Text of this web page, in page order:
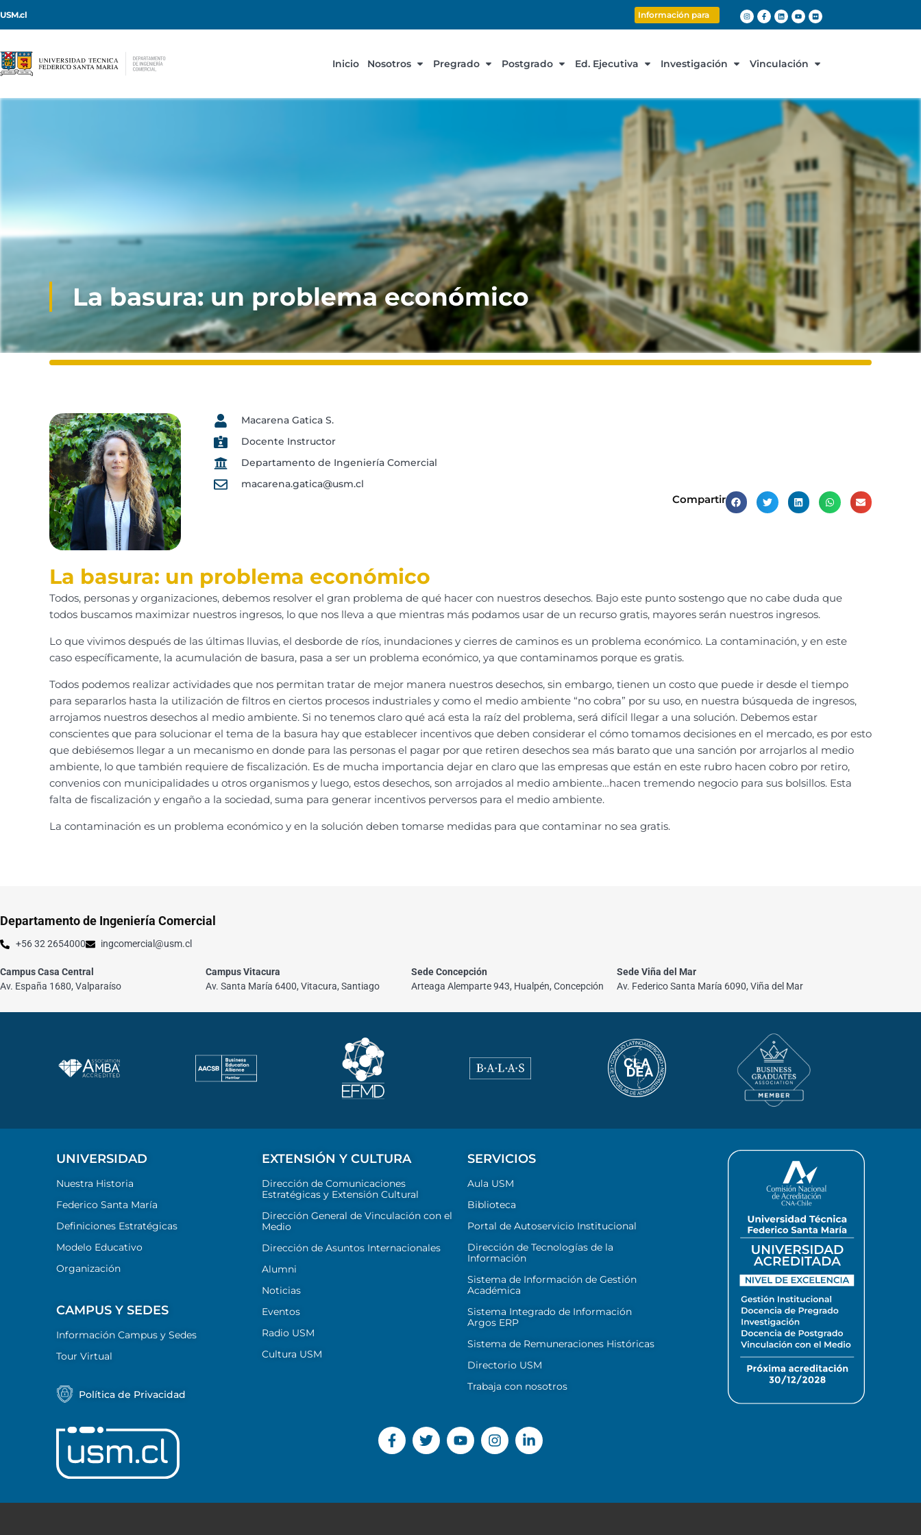
USM.cl Información para
Inicio Nosotros Pregrado Postgrado Ed. Ejecutiva Investigación Vinculación
La basura: un problema económico
Macarena Gatica S.
Docente Instructor
Departamento de Ingeniería Comercial
macarena.gatica@usm.cl
Compartir
La basura: un problema económico
Todos, personas y organizaciones, debemos resolver el gran problema de qué hacer con nuestros desechos. Bajo este punto sostengo que no cabe duda que
todos buscamos maximizar nuestros ingresos, lo que nos lleva a que mientras más podamos usar de un recurso gratis, mayores serán nuestros ingresos.
Lo que vivimos después de las últimas lluvias, el desborde de ríos, inundaciones y cierres de caminos es un problema económico. La contaminación, y en este
caso específicamente, la acumulación de basura, pasa a ser un problema económico, ya que contaminamos porque es gratis.
Todos podemos realizar actividades que nos permitan tratar de mejor manera nuestros desechos, sin embargo, tienen un costo que puede ir desde el tiempo
para separarlos hasta la utilización de filtros en ciertos procesos industriales y como el medio ambiente “no cobra” por su uso, en nuestra búsqueda de ingresos,
arrojamos nuestros desechos al medio ambiente. Si no tenemos claro qué acá esta la raíz del problema, será difícil llegar a una solución. Debemos estar
conscientes que para solucionar el tema de la basura hay que establecer incentivos que deben considerar el cómo tomamos decisiones en el mercado, es por esto
que debiésemos llegar a un mecanismo en donde para las personas el pagar por que retiren desechos sea más barato que una sanción por arrojarlos al medio
ambiente, lo que también requiere de fiscalización. Es de mucha importancia dejar en claro que las empresas que están en este rubro hacen cobro por retiro,
convenios con municipalidades u otros organismos y luego, estos desechos, son arrojados al medio ambiente…hacen tremendo negocio para sus bolsillos. Esta
falta de fiscalización y engaño a la sociedad, suma para generar incentivos perversos para el medio ambiente.
La contaminación es un problema económico y en la solución deben tomarse medidas para que contaminar no sea gratis.
Departamento de Ingeniería Comercial
+56 32 2654000 ingcomercial@usm.cl
Campus Casa Central
Av. España 1680, Valparaíso
Campus Vitacura
Av. Santa María 6400, Vitacura, Santiago
Sede Concepción
Arteaga Alemparte 943, Hualpén, Concepción
Sede Viña del Mar
Av. Federico Santa María 6090, Viña del Mar
UNIVERSIDAD
Nuestra Historia
Federico Santa María
Definiciones Estratégicas
Modelo Educativo
Organización
CAMPUS Y SEDES
Información Campus y Sedes
Tour Virtual
Política de Privacidad
EXTENSIÓN Y CULTURA
Dirección de Comunicaciones
Estratégicas y Extensión Cultural
Dirección General de Vinculación con el
Medio
Dirección de Asuntos Internacionales
Alumni
Noticias
Eventos
Radio USM
Cultura USM
SERVICIOS
Aula USM
Biblioteca
Portal de Autoservicio Institucional
Dirección de Tecnologías de la
Información
Sistema de Información de Gestión
Académica
Sistema Integrado de Información
Argos ERP
Sistema de Remuneraciones Históricas
Directorio USM
Trabaja con nosotros